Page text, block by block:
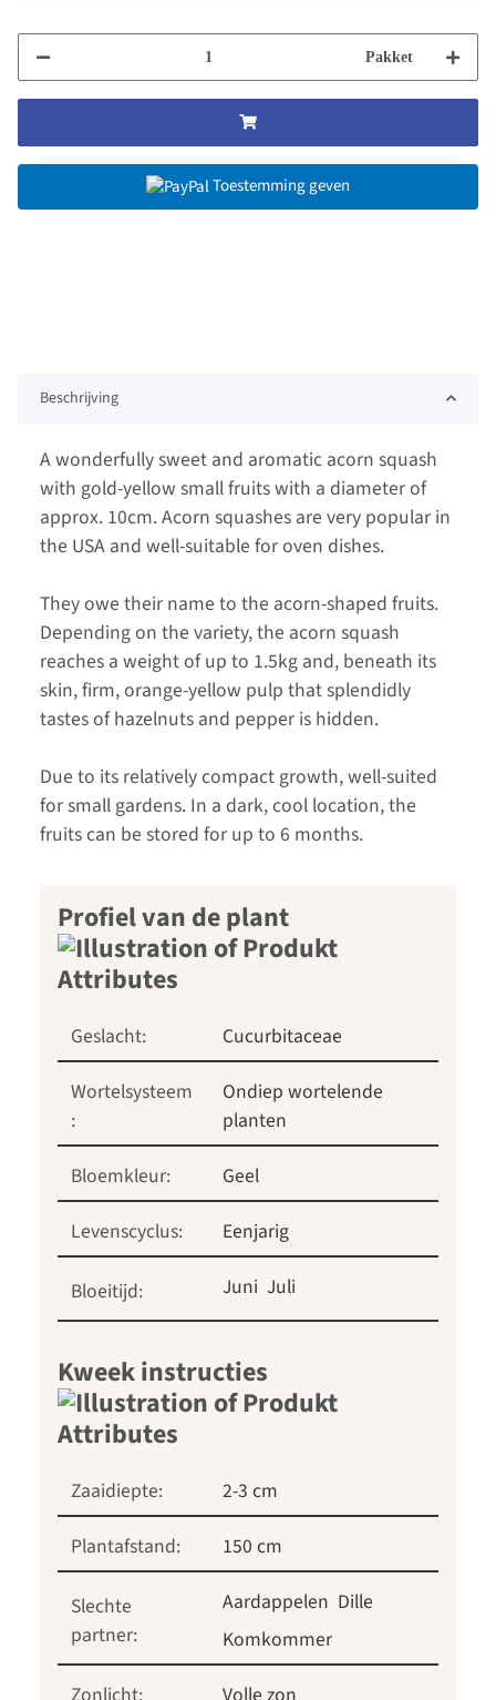
Pakket
Toestemming geven
Beschrijving
A wonderfully sweet and aromatic acorn squash
with gold-yellow small fruits with a diameter of
approx. 10cm. Acorn squashes are very popular in
the USA and well-suitable for oven dishes.
They owe their name to the acorn-shaped fruits.
Depending on the variety, the acorn squash
reaches a weight of up to 1.5kg and, beneath its
skin, firm, orange-yellow pulp that splendidly
tastes of hazelnuts and pepper is hidden.
Due to its relatively compact growth, well-suited
for small gardens. In a dark, cool location, the
fruits can be stored for up to 6 months.
Profiel van de plant
Geslacht:
Cucurbitaceae
Wortelsysteem
:
Ondiep wortelende
planten
Bloemkleur:
Geel
Levenscyclus:
Eenjarig
Bloeitijd: Juni Juli
Kweek instructies
Zaaidiepte:
2-3 cm
Plantafstand:
150 cm
Slechte
partner:
Aardappelen Dille
Komkommer